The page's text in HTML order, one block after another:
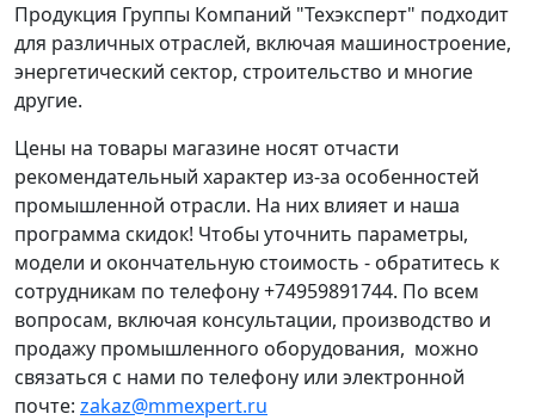
Продукция Группы Компаний "Техэксперт" подходит
для различных отраслей, включая машиностроение,
энергетический сектор, строительство и многие
другие.
Цены на товары магазине носят отчасти
рекомендательный характер из-за особенностей
промышленной отрасли. На них влияет и наша
программа скидок! Чтобы уточнить параметры,
модели и окончательную стоимость - обратитесь к
сотрудникам по телефону +74959891744. По всем
вопросам, включая консультации, производство и
продажу промышленного оборудования, можно
связаться с нами по телефону или электронной
почте: zakaz@mmexpert.ru